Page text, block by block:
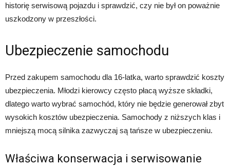
historię serwisową pojazdu i sprawdzić, czy nie był on poważnie
uszkodzony w przeszłości.
Ubezpieczenie samochodu
Przed zakupem samochodu dla 16-latka, warto sprawdzić koszty
ubezpieczenia. Młodzi kierowcy często płacą wyższe składki,
dlatego warto wybrać samochód, który nie będzie generował zbyt
wysokich kosztów ubezpieczenia. Samochody z niższych klas i
mniejszą mocą silnika zazwyczaj są tańsze w ubezpieczeniu.
Właściwa konserwacja i serwisowanie